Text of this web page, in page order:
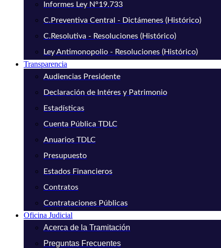
Informes Ley N°19.733
C.Preventiva Central - Dictámenes (Histórico)
C.Resolutiva - Resoluciones (Histórico)
Ley Antimonopolio - Resoluciones (Histórico)
Transparencia
Audiencias Presidente
Declaración de Intéres y Patrimonio
Estadísticas
Cuenta Pública TDLC
Anuarios TDLC
Presupuesto
Estados Financieros
Contratos
Contrataciones Públicas
Oficina Judicial
Acerca de la Tramitación
Preguntas Frecuentes